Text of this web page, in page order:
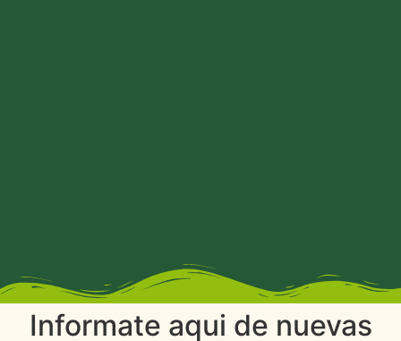
Informate aqui de nuevas